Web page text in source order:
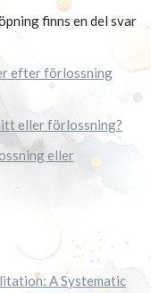
finns en del svar
efter förlossning
eller förlossning?
eller
A Systematic